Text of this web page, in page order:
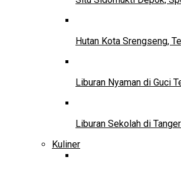
Hutan Kota Srengseng,
Liburan Nyaman di Guci
Liburan Sekolah di
Kuliner